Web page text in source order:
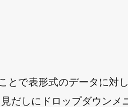
とで表形式のデータに対
だしにドロップダウンメ